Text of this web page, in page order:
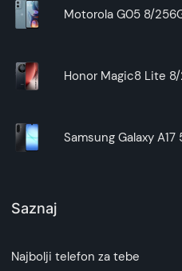
Motorola G05 8/
Honor Magic8 Lite
Samsung Galaxy
Saznaj
Najbolji telefon za tebe